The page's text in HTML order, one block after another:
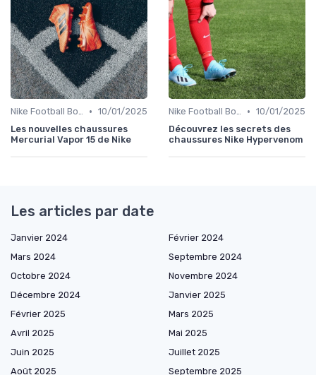
Nike Football Boots • 10/01/2025
Les nouvelles chaussures
Mercurial Vapor 15 de Nike
Nike Football Boots • 10/01/2025
Découvrez les secrets des
chaussures Nike Hypervenom
Les articles par date
Janvier 2024
Février 2024
Mars 2024
Septembre 2024
Octobre 2024
Novembre 2024
Décembre 2024
Janvier 2025
Février 2025
Mars 2025
Avril 2025
Mai 2025
Juin 2025
Juillet 2025
Août 2025
Septembre 2025